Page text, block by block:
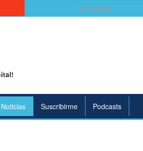
Buscar:
Noticias Suscribirme Podcasts